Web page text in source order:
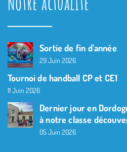
Sortie de fin d’année
29 Juin 2026
Tournoi de handball CP et CE1
11 Juin 2026
Dernier jour en
à notre classe
05 Juin 2026